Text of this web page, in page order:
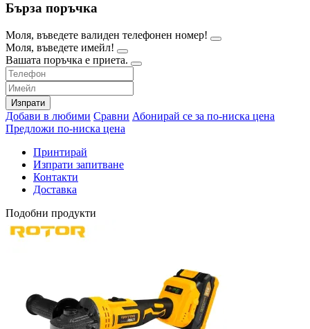
Бърза поръчка
Моля, въведете валиден телефонен номер!
Моля, въведете имейл!
Вашата поръчка е приета.
Изпрати
Добави в любими Сравни Абонирай се за по-ниска цена
Предложи по-ниска цена
Принтирай
Изпрати запитване
Контакти
Доставка
Подобни продукти